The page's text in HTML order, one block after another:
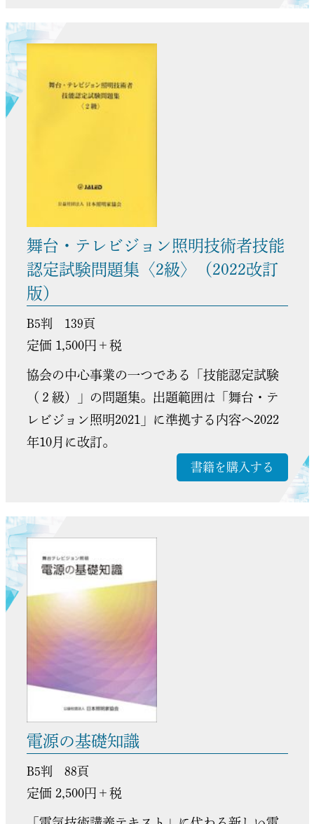
舞台・テレビジョン照明技術者技能
認定試験問題集〈2級〉（2022改訂
版）
B5判 139頁
定価 1,500円＋税
協会の中心事業の一つである「技能認定試験
（２級）」の問題集。出題範囲は「舞台・テ
レビジョン照明2021」に準拠する内容へ2022
年10月に改訂。
書籍を購入する
電源の基礎知識
B5判 88頁
定価 2,500円＋税